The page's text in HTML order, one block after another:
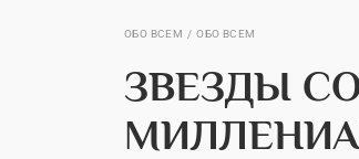
ОБО ВСЕМ ОБО ВСЕМ
ЗВЕЗДЫ